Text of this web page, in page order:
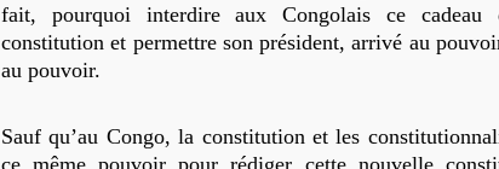
fait, pourquoi interdire aux Congolais ce cadeau
constitution et permettre son président, arrivé au
au pouvoir.
Sauf qu’au Congo, la constitution et les
ce même pouvoir pour rédiger cette nouvelle